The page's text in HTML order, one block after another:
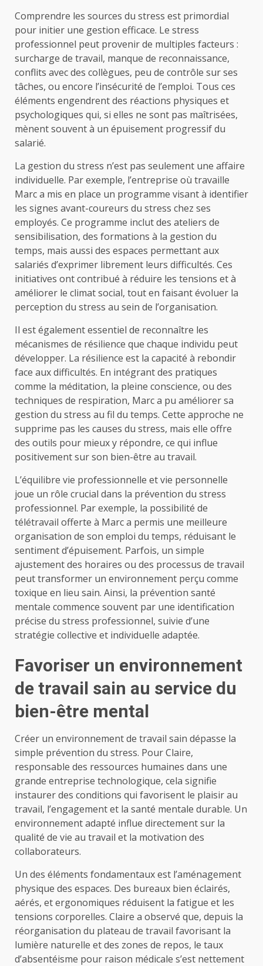
Comprendre les sources du stress est primordial
pour initier une gestion efficace. Le stress
professionnel peut provenir de multiples facteurs :
surcharge de travail, manque de reconnaissance,
conflits avec des collègues, peu de contrôle sur ses
tâches, ou encore l’insécurité de l’emploi. Tous ces
éléments engendrent des réactions physiques et
psychologiques qui, si elles ne sont pas maîtrisées,
mènent souvent à un épuisement progressif du
salarié.
La gestion du stress n’est pas seulement une affaire
individuelle. Par exemple, l’entreprise où travaille
Marc a mis en place un programme visant à identifier
les signes avant-coureurs du stress chez ses
employés. Ce programme inclut des ateliers de
sensibilisation, des formations à la gestion du
temps, mais aussi des espaces permettant aux
salariés d’exprimer librement leurs difficultés. Ces
initiatives ont contribué à réduire les tensions et à
améliorer le climat social, tout en faisant évoluer la
perception du stress au sein de l’organisation.
Il est également essentiel de reconnaître les
mécanismes de résilience que chaque individu peut
développer. La résilience est la capacité à rebondir
face aux difficultés. En intégrant des pratiques
comme la méditation, la pleine conscience, ou des
techniques de respiration, Marc a pu améliorer sa
gestion du stress au fil du temps. Cette approche ne
supprime pas les causes du stress, mais elle offre
des outils pour mieux y répondre, ce qui influe
positivement sur son bien-être au travail.
L’équilibre vie professionnelle et vie personnelle
joue un rôle crucial dans la prévention du stress
professionnel. Par exemple, la possibilité de
télétravail offerte à Marc a permis une meilleure
organisation de son emploi du temps, réduisant le
sentiment d’épuisement. Parfois, un simple
ajustement des horaires ou des processus de travail
peut transformer un environnement perçu comme
toxique en lieu sain. Ainsi, la prévention santé
mentale commence souvent par une identification
précise du stress professionnel, suivie d’une
stratégie collective et individuelle adaptée.
Favoriser un environnement
de travail sain au service du
bien-être mental
Créer un environnement de travail sain dépasse la
simple prévention du stress. Pour Claire,
responsable des ressources humaines dans une
grande entreprise technologique, cela signifie
instaurer des conditions qui favorisent le plaisir au
travail, l’engagement et la santé mentale durable. Un
environnement adapté influe directement sur la
qualité de vie au travail et la motivation des
collaborateurs.
Un des éléments fondamentaux est l’aménagement
physique des espaces. Des bureaux bien éclairés,
aérés, et ergonomiques réduisent la fatigue et les
tensions corporelles. Claire a observé que, depuis la
réorganisation du plateau de travail favorisant la
lumière naturelle et des zones de repos, le taux
d’absentéisme pour raison médicale s’est nettement